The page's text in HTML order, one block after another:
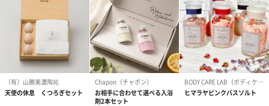
クレイはマイナスに帯電しているので、プラスに帯電した身体の
老廃物や重金属 (環境汚染物質や有害なケミカル物質)、ニオイな
どをしっかりと吸着して排出を促します。
●赤ちゃんの沐浴に
クレイがやさしく汚れや匂いを吸着します。クレイ入りのお湯で
沐浴をすると、大切な赤ちゃんのお肌のバリアを保ってあげるこ